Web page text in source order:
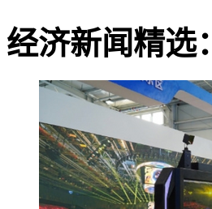
经济新闻精选：